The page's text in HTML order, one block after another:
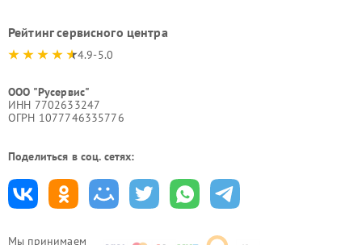
Мы принимаем
Рейтинг сервисного центра
4.9-5.0
ООО "Русервис"
ИНН 7702633247
ОГРН 1077746335776
Поделиться в соц. сетях: